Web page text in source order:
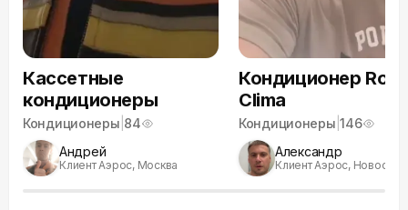
Кассетные
кондиционеры
Кондиционеры 84
Андрей
Клиент Аэрос, Москва
Кондиционер
Clima
Кондиционеры |146
Александр
Клиент Аэрос,